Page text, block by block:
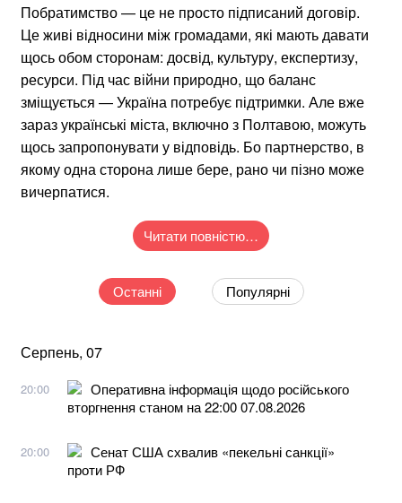
Побратимство — це не просто підписаний договір.
Це живі відносини між громадами, які мають давати
щось обом сторонам: досвід, культуру, експертизу,
ресурси. Під час війни природно, що баланс
зміщується — Україна потребує підтримки. Але вже
зараз українські міста, включно з Полтавою, можуть
щось запропонувати у відповідь. Бо партнерство, в
якому одна сторона лише бере, рано чи пізно може
вичерпатися.
Читати повністю…
Останні Популярні
Серпень, 07
20:00
Оперативна інформація щодо російського
вторгнення станом на 22:00 07.08.2026
20:00
Сенат США схвалив «пекельні санкції»
проти РФ